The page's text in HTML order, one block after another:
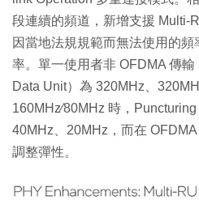
段連續的頻道，新增支援 Multi-
因當地法規規範而無法使用的
率。單一使用者非 OFDMA 傳
Data Unit）為 320MHz、
160MHz∕80MHz 時，
40MHz、20MHz，而在
調整彈性。